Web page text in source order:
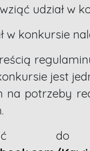
udział w
w konkursie
jest
na potrzeby
do